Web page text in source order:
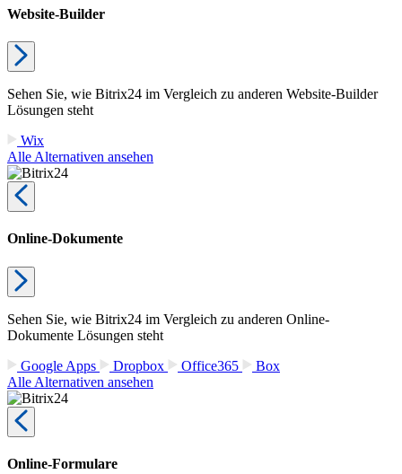
Website-Builder
Sehen Sie, wie Bitrix24 im Vergleich zu anderen Website-Builder
Lösungen steht
Wix
Alle Alternativen ansehen
Online-Dokumente
Sehen Sie, wie Bitrix24 im Vergleich zu anderen Online-
Dokumente Lösungen steht
Google Apps
Dropbox Office365
Box
Alle Alternativen ansehen
Online-Formulare